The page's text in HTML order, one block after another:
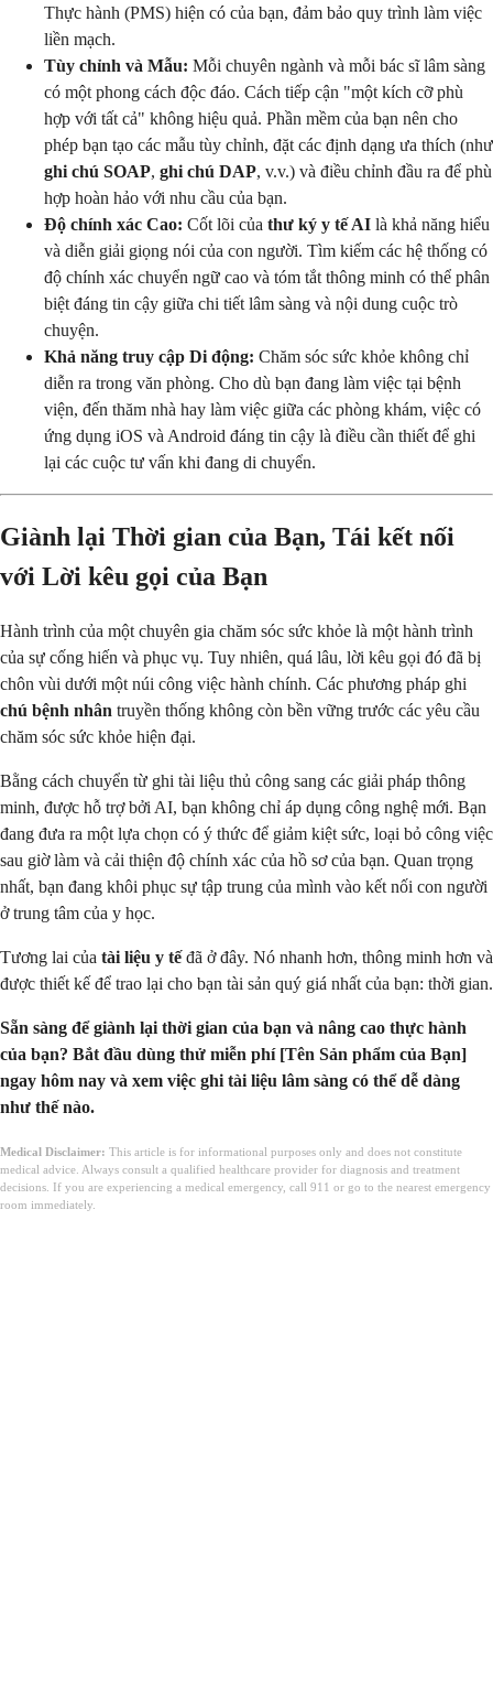
Thực hành (PMS) hiện có của bạn, đảm bảo quy trình làm việc
liền mạch.
Tùy chỉnh và Mẫu: Mỗi chuyên ngành và mỗi bác sĩ lâm sàng
có một phong cách độc đáo. Cách tiếp cận "một kích cỡ phù
hợp với tất cả" không hiệu quả. Phần mềm của bạn nên cho
phép bạn tạo các mẫu tùy chỉnh, đặt các định dạng ưa thích (như
ghi chú SOAP, ghi chú DAP, v.v.) và điều chỉnh đầu ra để phù
hợp hoàn hảo với nhu cầu của bạn.
Độ chính xác Cao: Cốt lõi của thư ký y tế AI là khả năng hiểu
và diễn giải giọng nói của con người. Tìm kiếm các hệ thống có
độ chính xác chuyển ngữ cao và tóm tắt thông minh có thể phân
biệt đáng tin cậy giữa chi tiết lâm sàng và nội dung cuộc trò
chuyện.
Khả năng truy cập Di động: Chăm sóc sức khỏe không chỉ
diễn ra trong văn phòng. Cho dù bạn đang làm việc tại bệnh
viện, đến thăm nhà hay làm việc giữa các phòng khám, việc có
ứng dụng iOS và Android đáng tin cậy là điều cần thiết để ghi
lại các cuộc tư vấn khi đang di chuyển.
Giành lại Thời gian của Bạn, Tái kết nối
với Lời kêu gọi của Bạn
Hành trình của một chuyên gia chăm sóc sức khỏe là một hành trình
của sự cống hiến và phục vụ. Tuy nhiên, quá lâu, lời kêu gọi đó đã bị
chôn vùi dưới một núi công việc hành chính. Các phương pháp ghi
chú bệnh nhân truyền thống không còn bền vững trước các yêu cầu
chăm sóc sức khỏe hiện đại.
Bằng cách chuyển từ ghi tài liệu thủ công sang các giải pháp thông
minh, được hỗ trợ bởi AI, bạn không chỉ áp dụng công nghệ mới. Bạn
đang đưa ra một lựa chọn có ý thức để giảm kiệt sức, loại bỏ công việc
sau giờ làm và cải thiện độ chính xác của hồ sơ của bạn. Quan trọng
nhất, bạn đang khôi phục sự tập trung của mình vào kết nối con người
ở trung tâm của y học.
Tương lai của tài liệu y tếđã ở đây. Nó nhanh hơn, thông minh hơn và
được thiết kế để trao lại cho bạn tài sản quý giá nhất của bạn: thời gian.
Sẵn sàng để giành lại thời gian của bạn và nâng cao thực hành
của bạn? Bắt đầu dùng thử miễn phí [Tên Sản phẩm của Bạn]
ngay hôm nay và xem việc ghi tài liệu lâm sàng có thể dễ dàng
như thế nào.
Medical Disclaimer: This article is for informational purposes only and does not constitute
medical advice. Always consult a qualified healthcare provider for diagnosis and treatment
decisions. If you are experiencing a medical emergency, call 911 or go to the nearest emergency
room immediately.